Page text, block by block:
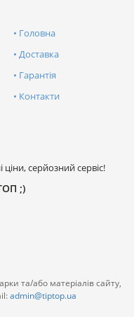
Головна
Доставка
Гарантія
Контакти
серйозний сервіс!
;)
та/або матеріалів сайту,
admin@tiptop.ua